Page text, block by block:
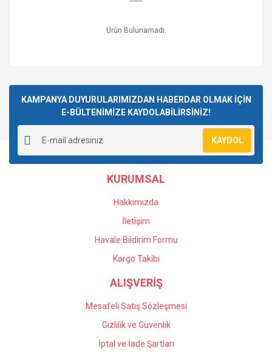
Ürün Bulunamadı.
KAMPANYA DUYURULARIMIZDAN HABERDAR OLMAK İÇİN
E-BÜLTENİMİZE KAYDOLABİLİRSİNİZ!
KAYDOL
KURUMSAL
Hakkımızda
İletişim
Havale Bildirim Formu
Kargo Takibi
ALIŞVERİŞ
Mesafeli Satış Sözleşmesi
Gizlilik ve Güvenlik
İptal ve İade Şartları